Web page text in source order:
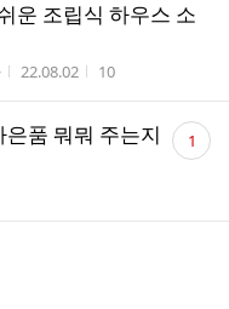
운 조립식 하우스 소
작성시간
22.08.02 조회수
10
품 뭐뭐 주는지
댓
글 1